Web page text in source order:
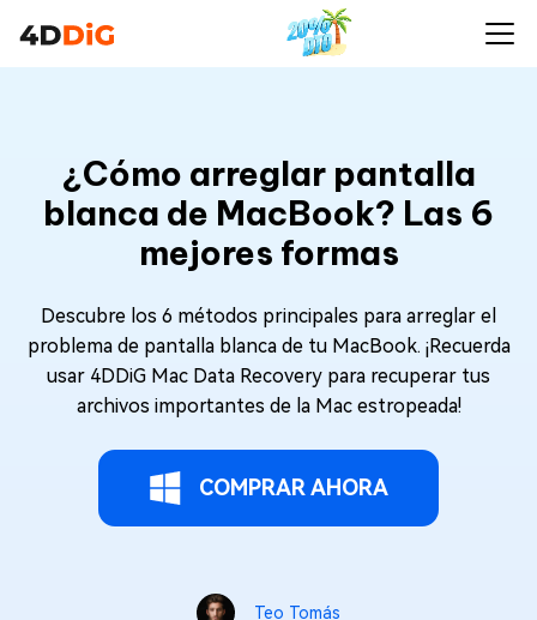
¿Cómo arreglar pantalla
blanca de MacBook? Las 6
mejores formas
Descubre los 6 métodos principales para arreglar el
problema de pantalla blanca de tu MacBook. ¡Recuerda
usar 4DDiG Mac Data Recovery para recuperar tus
archivos importantes de la Mac estropeada!
COMPRAR AHORA
Teo Tomás